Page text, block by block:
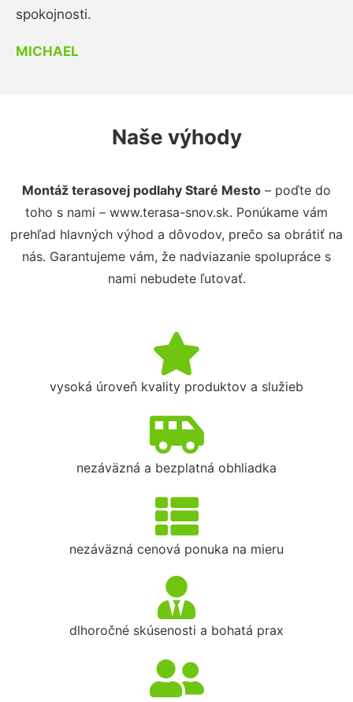
spokojnosti.
MICHAEL
Naše výhody
Montáž terasovej podlahy Staré Mesto – poďte do
toho s nami – www.terasa-snov.sk. Ponúkame vám
prehľad hlavných výhod a dôvodov, prečo sa obrátiť na
nás. Garantujeme vám, že nadviazanie spolupráce s
nami nebudete ľutovať.
vysoká úroveň kvality produktov a služieb
nezáväzná a bezplatná obhliadka
nezáväzná cenová ponuka na mieru
dlhoročné skúsenosti a bohatá prax